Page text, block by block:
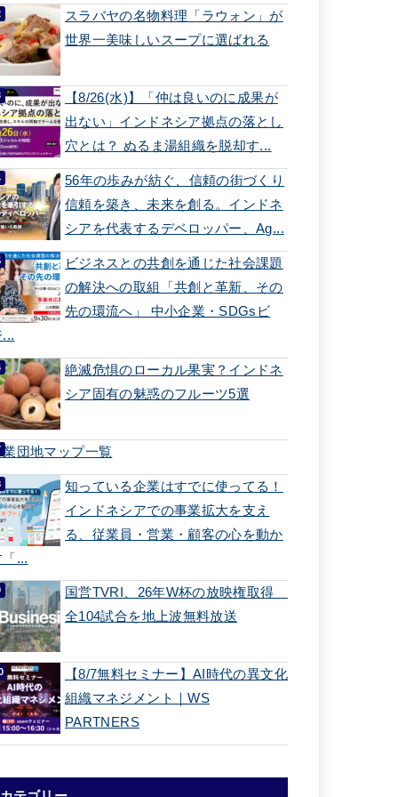
スラバヤの名物料理「ラウォン」が
世界一美味しいスープに選ばれる
【8/26(水)】「仲は良いのに成果が
出ない」インドネシア拠点の落とし
穴とは？ ぬるま湯組織を脱却す...
56年の歩みが紡ぐ、信頼の街づくり
信頼を築き、未来を創る。インドネ
シアを代表するデベロッパー、Ag...
ビジネスとの共創を通じた社会課題
の解決への取組「共創と革新、その
先の環流へ」 中小企業・SDGsビ
...
絶滅危惧のローカル果実？インドネ
シア固有の魅惑のフルーツ5選
業団地マップ一覧
知っている企業はすでに使ってる！
インドネシアでの事業拡大を支え
る、従業員・営業・顧客の心を動か
「...
国営TVRI、26年W杯の放映権取得
全104試合を地上波無料放送
【8/7無料セミナー】AI時代の異文化
組織マネジメント｜WS
PARTNERS